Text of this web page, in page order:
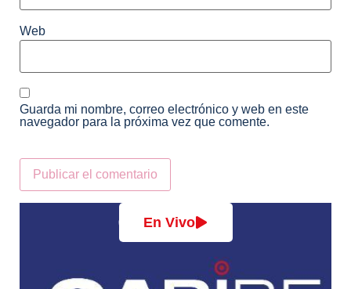
Web
Guarda mi nombre, correo electrónico y web en este
navegador para la próxima vez que comente.
En Vivo